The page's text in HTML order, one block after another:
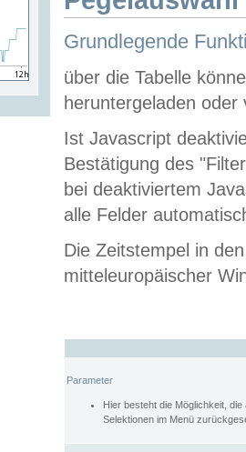
Grundlegende
über die Tabelle
heruntergeladen oder
Ist Javascript
Bestätigung des
bei deaktiviertem
alle Felder
Die Zeitstempel in
mitteleuropäischer
Parameter
Hier besteht die Möglichkeit,
Selektionen im Menü